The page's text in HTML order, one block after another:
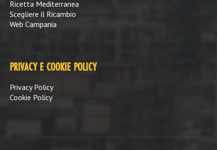
Ricetta Mediterranea
Scegliere il Ricambio
Web Campania
PRIVACY E COOKIE POLICY
Privacy Policy
Cookie Policy